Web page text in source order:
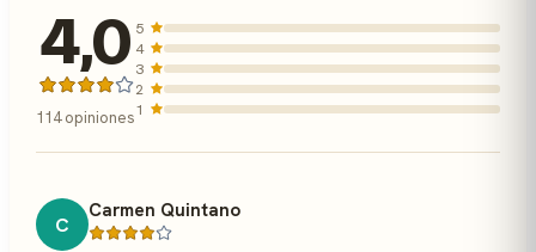
4,0
114 opiniones
5
4
3
2
1
C
Carmen Quintano